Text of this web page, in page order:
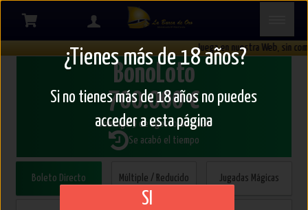
Bonoloto
Juega en nuestra Web, sin
BonoLoto
700.000 €
Domingo 9 de agosto de 2026
Se acabó el tiempo
Boleto Directo Múltiple / Reducido Jugadas Mágicas
¿Tienes más de 18 años?
Si no tienes más de 18 años no puedes
acceder a esta página
SI